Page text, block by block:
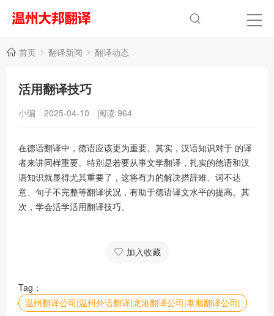
首页 翻译新闻 翻译动态
活用翻译技巧
小编 2025-04-10 阅读 964
在德语翻译中，德语应该更为重要。其实，汉语知识对于 的译
者来讲同样重要。特别是若要从事文学翻译，扎实的德语和汉
语知识就显得尤其重要了，这将有力的解决措辞难、词不达
意、句子不完整等翻译状况，有助于德语译文水平的提高。其
次，学会活学活用翻译技巧。
加入收藏
Tag：
温州翻译公司|温州外语翻译|龙港翻译公司|泰顺翻译公司|